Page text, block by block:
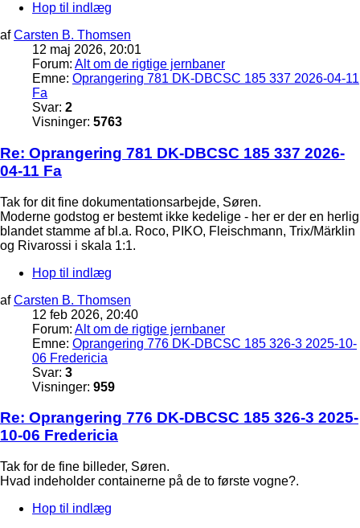
Hop til indlæg
afCarsten B. Thomsen
12 maj 2026, 20:01
Forum: Alt om de rigtige jernbaner
Emne: Oprangering 781 DK-DBCSC 185 337 2026-04-11
Fa
Svar: 2
Visninger: 5763
Re: Oprangering 781 DK-DBCSC 185 337 2026-
04-11 Fa
Tak for dit fine dokumentationsarbejde, Søren.
Moderne godstog er bestemt ikke kedelige - her er der en herlig
blandet stamme af bl.a. Roco, PIKO, Fleischmann, Trix/Märklin
og Rivarossi i skala 1:1.
Hop til indlæg
afCarsten B. Thomsen
12 feb 2026, 20:40
Forum: Alt om de rigtige jernbaner
Emne: Oprangering 776 DK-DBCSC 185 326-3 2025-10-
06 Fredericia
Svar: 3
Visninger: 959
Re: Oprangering 776 DK-DBCSC 185 326-3 2025-
10-06 Fredericia
Tak for de fine billeder, Søren.
Hvad indeholder containerne på de to første vogne?.
Hop til indlæg